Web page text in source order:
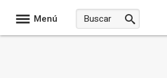
Menú